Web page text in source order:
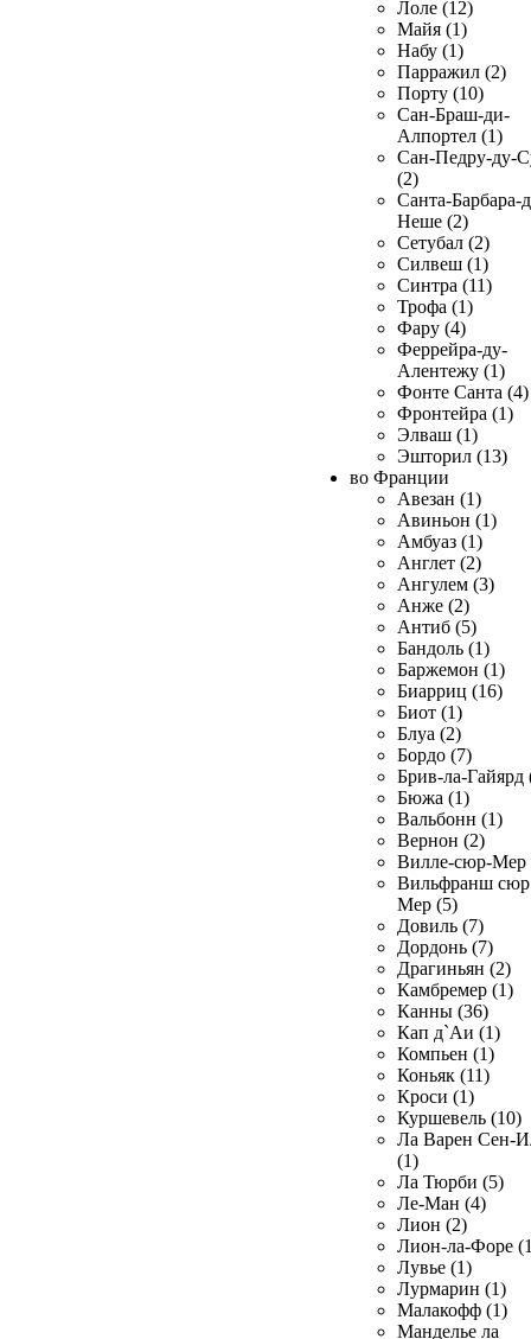
Лоле (12)
Майя (1)
Набу (1)
Парражил (2)
Порту (10)
Сан-Браш-ди-
Алпортел (1)
Сан-Педру-ду-
(2)
Санта-Барбара-
Неше (2)
Сетубал (2)
Силвеш (1)
Синтра (11)
Трофа (1)
Фару (4)
Феррейра-ду-
Алентежу (1)
Фонте Санта (4)
Фронтейра (1)
Элваш (1)
Эшторил (13)
во Франции
Авезан (1)
Авиньон (1)
Амбуаз (1)
Англет (2)
Ангулем (3)
Анже (2)
Антиб (5)
Бандоль (1)
Баржемон (1)
Биарриц (16)
Биот (1)
Блуа (2)
Бордо (7)
Брив-ла-Гайярд
Бюжа (1)
Вальбонн (1)
Вернон (2)
Вилле-сюр-Мер
Вильфранш сюр
Мер (5)
Довиль (7)
Дордонь (7)
Драгиньян (2)
Камбремер (1)
Канны (36)
Кап д`Аи (1)
Компьен (1)
Коньяк (11)
Кроси (1)
Куршевель (10)
Ла Варен Сен-
(1)
Ла Тюрби (5)
Ле-Ман (4)
Лион (2)
Лион-ла-Форе
Лувье (1)
Лурмарин (1)
Малакофф (1)
Манделье ла